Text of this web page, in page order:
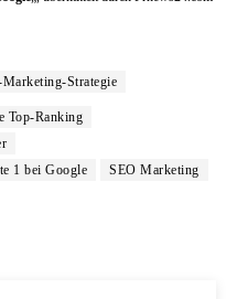
Marketing-Strategie
Top-Ranking
1 bei Google
SEO Marketing